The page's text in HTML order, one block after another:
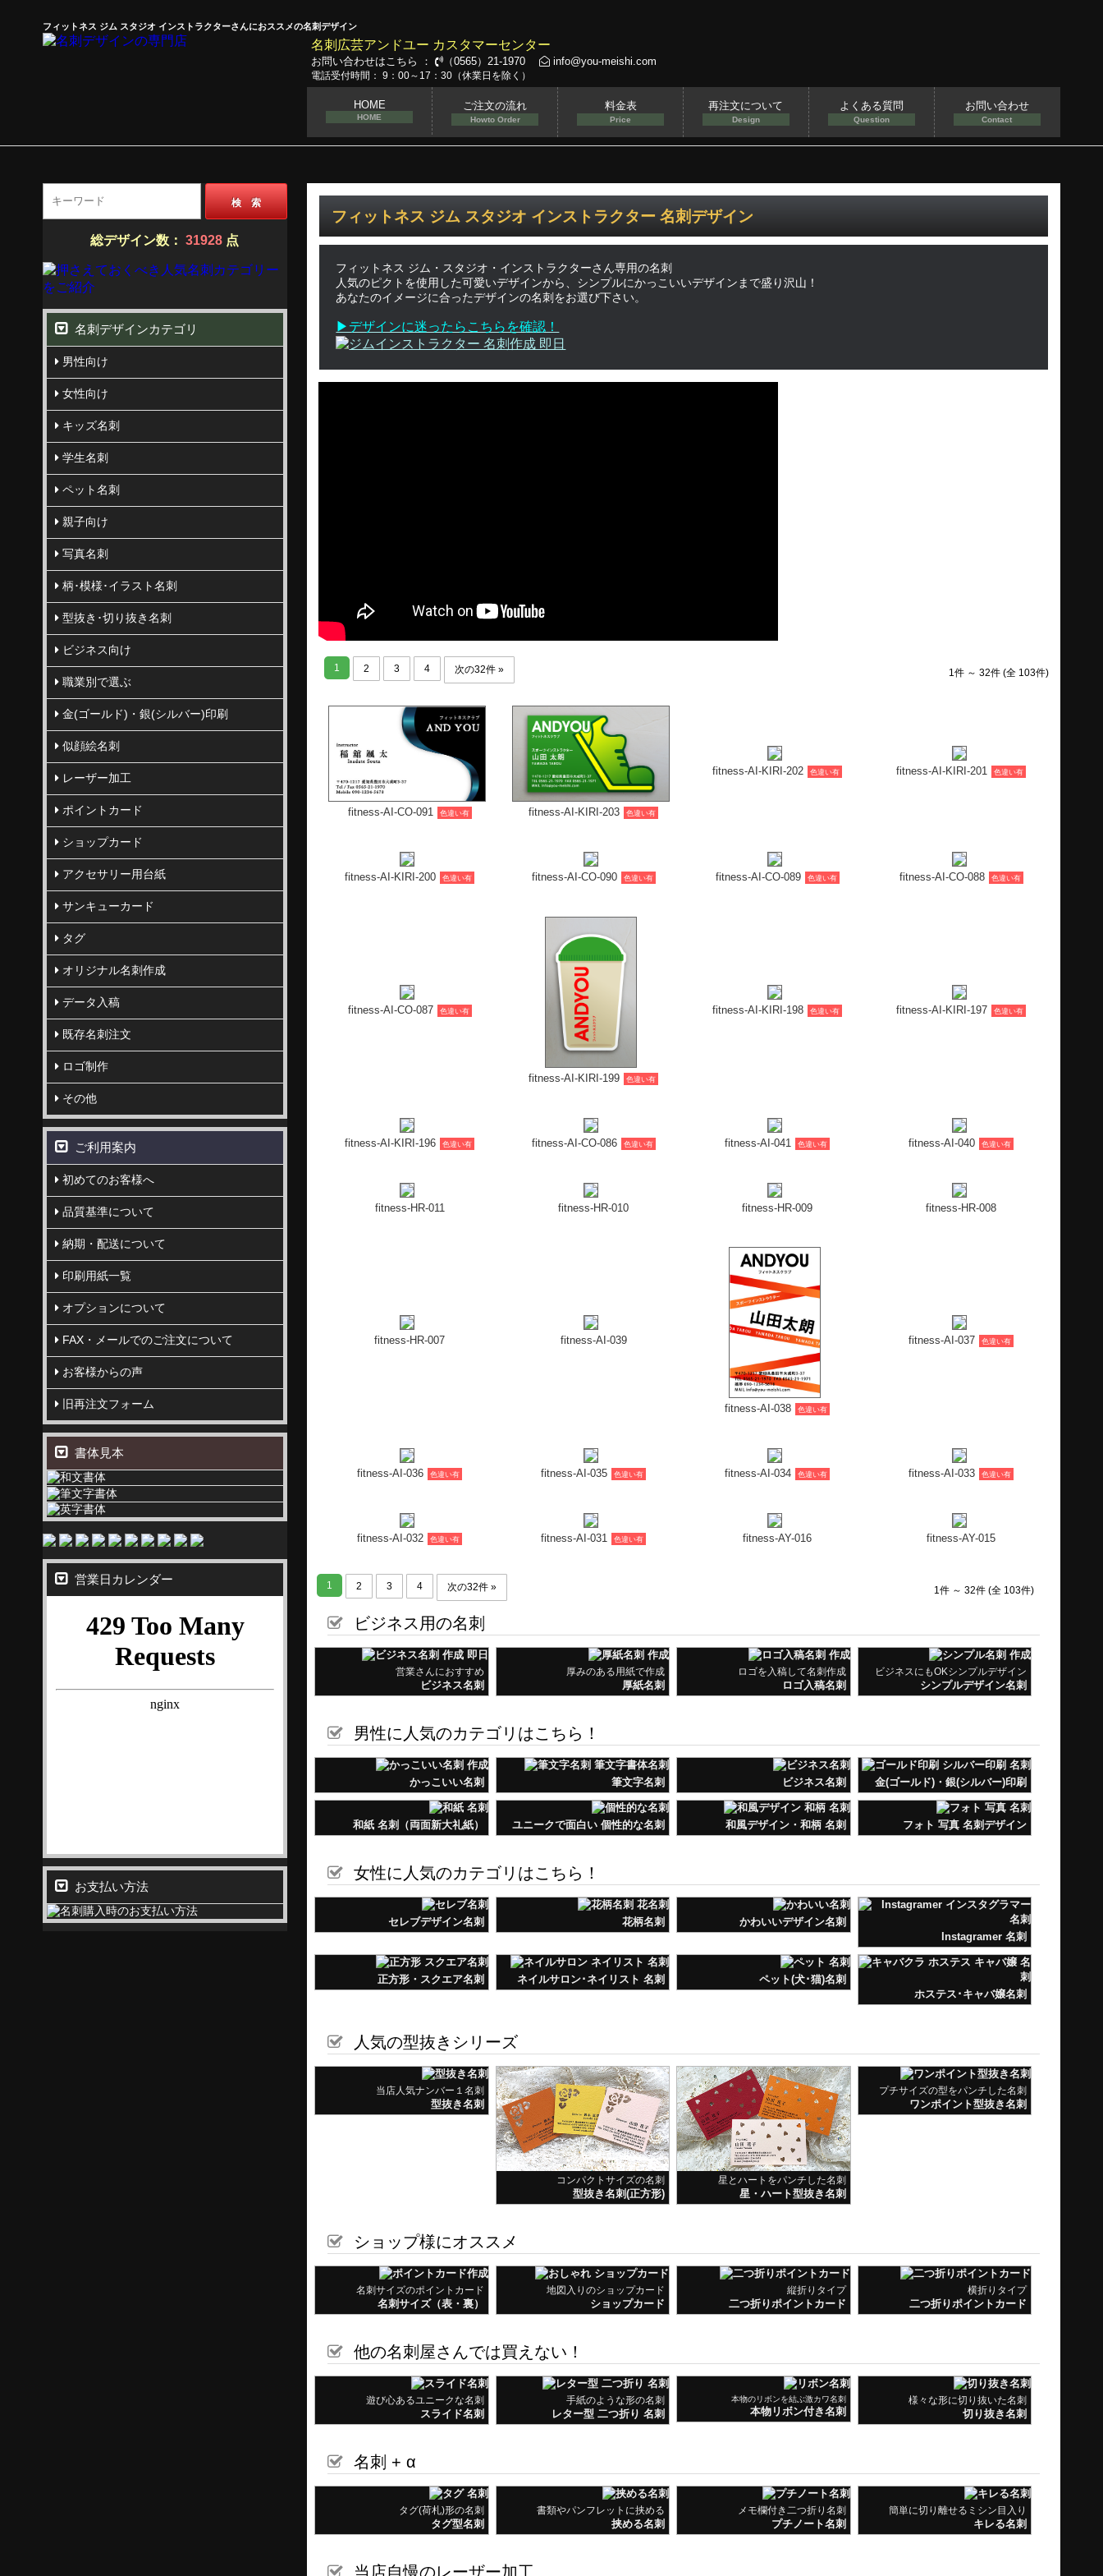
フィットネス ジム スタジオ インストラクターさんにおススメの名刺デザイン
名刺広芸アンドユー カスタマーセンター
お問い合わせはこちら ： （0565）21-1970 info@you-meishi.com
電話受付時間： 9：00～17：30（休業日を除く）
HOME
HOME
ご注文の流れ
Howto Order
料金表
Price
再注文について
Design
よくある質問
Question
お問い合わせ
Contact
フィットネス ジム スタジオ インストラクター 名刺デザイン
フィットネス ジム・スタジオ・インストラクターさん専用の名刺
人気のピクトを使用した可愛いデザインから、シンプルにかっこいいデザインまで盛り沢山！
あなたのイメージに合ったデザインの名刺をお選び下さい。
▶デザインに迷ったらこちらを確認！
1 2 3 4 次の32件 » 1件 ～ 32件 (全 103件)
fitness-AI-CO-091 色違い有 fitness-AI-KIRI-203 色違い有
fitness-AI-KIRI-202 色違い有 fitness-AI-KIRI-201 色違い有
fitness-AI-KIRI-200 色違い有 fitness-AI-CO-090 色違い有 fitness-AI-CO-089 色違い有 fitness-AI-CO-088 色違い有
fitness-AI-KIRI-199
fitness-AI-KIRI-196 色違い有 fitness-AI-CO-086 fitness-AI-041 色違い有 fitness-AI-040 色違い有
fitness-HR-010
fitness-HR-007 fitness-AI-039
fitness-AI-038
fitness-AI-037 色違い有
fitness-AI-036 色違い有 fitness-AI-035 色違い有 fitness-AI-034 色違い有 fitness-AI-033 色違い有
fitness-AY-016
1件 ～ 32件 (全 103件)
営業さんにおすすめ
ビジネス名刺
厚みのある用紙で作成
厚紙名刺
ロゴを入稿して名刺作成 ビジネスにもOKシンプルデザイン
男性に人気のカテゴリはこちら！
かっこいい名刺 筆文字名刺 ビジネス名刺 金(ゴールド)・銀(シルバー)印刷
和紙 名刺（両面新大礼紙） ユニークで面白い 個性的な名刺 和風デザイン・和柄 名刺 フォト 写真 名刺デザイン
女性に人気のカテゴリはこちら！
セレブデザイン名刺 花柄名刺
かわいいデザイン名刺
Instagramer 名刺
人気の型抜きシリーズ
当店人気ナンバー１名刺
型抜き名刺
型抜き名刺(正方形) 星・ハート型抜き名刺
プチサイズの型をパンチした名刺
ワンポイント型抜き名刺
ショップ様にオススメ
地図入りのショップカード
ショップカード
縦折りタイプ
二つ折りポイントカード
遊び心あるユニークな名刺
スライド名刺
手紙のような形の名刺
レター型 二つ折り 名刺 本物リボン付き名刺
様々な形に切り抜いた名刺
切り抜き名刺
タグ(荷札)形の名刺
タグ型名刺
書類やパンフレットに挟める
挟める名刺
メモ欄付き二つ折り名刺
プチノート名刺
簡単に切り離せるミシン目入り
キレる名刺
ヒノキの香り広がる名刺
木の名刺
透明アクリル板を使用した名刺
アクリル名刺
中密度繊維板を使用した名刺
MDF名刺
厚紙レーザー彫刻名刺
厚紙レーザー彫刻名刺
検 索
総デザイン数：31928 点
名刺デザインカテゴリ
男性向け
女性向け
キッズ名刺
学生名刺
ペット名刺
親子向け
写真名刺
柄･模様･イラスト名刺
型抜き･切り抜き名刺
ビジネス向け
職業別で選ぶ
金(ゴールド)・銀(シルバー)印刷
似顔絵名刺
レーザー加工
ポイントカード
ショップカード
アクセサリー用台紙
サンキューカード
タグ
オリジナル名刺作成
データ入稿
既存名刺注文
ロゴ制作
その他
ご利用案内
初めてのお客様へ
品質基準について
納期・配送について
印刷用紙一覧
オプションについて
FAX・メールでのご注文について
お客様からの声
旧再注文フォーム
書体見本
営業日カレンダー
お支払い方法